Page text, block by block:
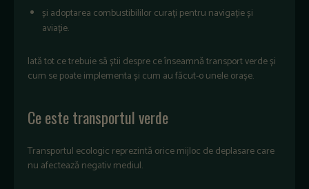
și adoptarea combustibililor curați pentru navigație și
aviație.
Iată tot ce trebuie să știi despre ce înseamnă transport verde și
cum se poate implementa și cum au făcut-o unele orașe.
Ce este transportul verde
Transportul ecologic reprezintă orice mijloc de deplasare care
nu afectează negativ mediul.